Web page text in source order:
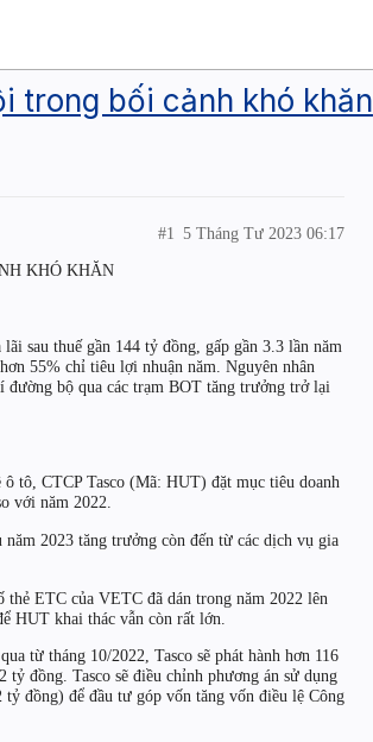
trong bối cảnh khó khăn
5 Tháng Tư 2023 06:17
#1
KHÓ KHĂN
sau thuế gần 144 tỷ đồng, gấp gần 3.3 lần năm
55% chỉ tiêu lợi nhuận năm. Nguyên nhân
đường bộ qua các trạm BOT tăng trưởng trở lại
tô, CTCP Tasco (Mã: HUT) đặt mục tiêu doanh
với năm 2022.
2023 tăng trưởng còn đến từ các dịch vụ gia
ETC của VETC đã dán trong năm 2022 lên
HUT khai thác vẫn còn rất lớn.
từ tháng 10/2022, Tasco sẽ phát hành hơn 116
đồng. Tasco sẽ điều chỉnh phương án sử dụng
đồng) để đầu tư góp vốn tăng vốn điều lệ Công